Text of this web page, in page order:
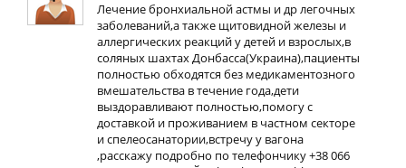
Лечение бронхиальной астмы и др легочных
заболеваний,а также щитовидной железы и
аллергических реакций у детей и взрослых,в
соляных шахтах Донбасса(Украина),пациенты
полностью обходятся без медикаментозного
вмешательства в течение года,дети
выздоравливают полностью,помогу с
доставкой и проживанием в частном секторе
и спелеосанатории,встречу у вагона
,расскажу подробно по телефончику +38 066